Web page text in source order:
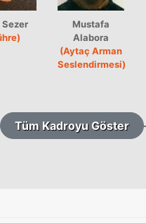
Mustafa
Alabora
(Aytaç Arman
Seslendirmesi)
Tüm Kadroyu Göster